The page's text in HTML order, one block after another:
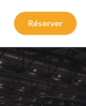
Réserver